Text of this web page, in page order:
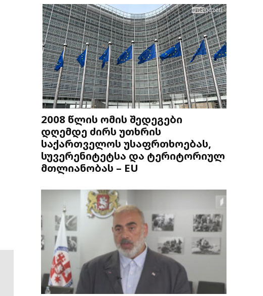
2008 წლის ომის შედეგები
დღემდე ძირს უთხრის
საქართველოს უსაფრთხოებას,
სუვერენიტეტსა და ტერიტორიულ
მთლიანობას – EU